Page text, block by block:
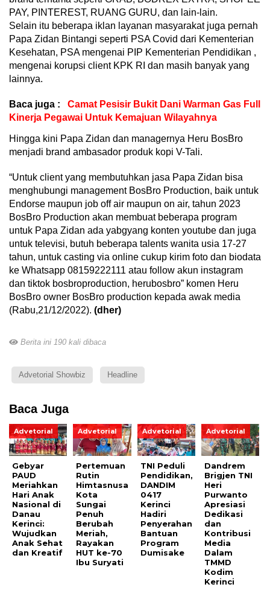
PAY, PINTEREST, RUANG GURU, dan lain-lain.
Selain itu beberapa iklan layanan masyarakat juga pernah
Papa Zidan Bintangi seperti PSA Covid dari Kementerian
Kesehatan, PSA mengenai PIP Kementerian Pendidikan ,
mengenai korupsi client KPK RI dan masih banyak yang
lainnya.
Baca juga :
Camat Pesisir Bukit Dani Warman Gas Full
Kinerja Pegawai Untuk Kemajuan Wilayahnya
Hingga kini Papa Zidan dan managernya Heru BosBro
menjadi brand ambasador produk kopi V-Tali.
“Untuk client yang membutuhkan jasa Papa Zidan bisa
menghubungi management BosBro Production, baik untuk
Endorse maupun job off air maupun on air, tahun 2023
BosBro Production akan membuat beberapa program
untuk Papa Zidan ada yabgyang konten youtube dan juga
untuk televisi, butuh beberapa talents wanita usia 17-27
tahun, untuk casting via online cukup kirim foto dan biodata
ke Whatsapp 08159222111 atau follow akun instagram
dan tiktok bosbroproduction, herubosbro” komen Heru
BosBro owner BosBro production kepada awak media
(Rabu,21/12/2022). (dher)
Berita ini 190 kali dibaca
Advetorial Showbiz Headline
Baca Juga
Advetorial
Gebyar
PAUD
Meriahkan
Hari Anak
Nasional di
Danau
Kerinci:
Wujudkan
Anak Sehat
dan Kreatif
Advetorial
Pertemuan
Rutin
Himtasnusa
Kota
Sungai
Penuh
Berubah
Meriah,
Rayakan
HUT ke-70
Ibu Suryati
Advetorial
TNI Peduli
Pendidikan,
DANDIM
0417
Kerinci
Hadiri
Penyerahan
Bantuan
Program
Dumisake
Advetorial
Dandrem
Brigjen TNI
Heri
Purwanto
Apresiasi
Dedikasi
dan
Kontribusi
Media
Dalam
TMMD
Kodim
Kerinci